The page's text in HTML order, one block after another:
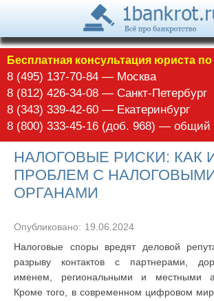
Бесплатная консультация юриста
8 (495) 137-70-84 — Москва
8 (812) 426-34-08 — Санкт-Петербург
8 (343) 339-42-60 — Екатеринбург
8 (800) 333-45-16 (доб. 968) — общий
НАЛОГОВЫЕ РИСКИ: КАК
ПРОБЛЕМ С
ОРГАНАМИ
Опубликовано: 19.06.2024
Налоговые споры вредят деловой
разрыву контактов с партнерами,
именем, региональными и местными
Кроме того, в современном цифровом